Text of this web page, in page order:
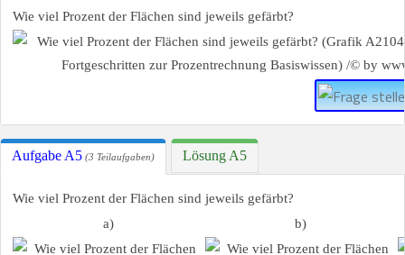
Wie viel Prozent der Flächen sind jeweils gefärbt?
Aufgabe A5 (3 Teilaufgaben) Lösung A5
Wie viel Prozent der Flächen sind jeweils gefärbt?
a)
b)